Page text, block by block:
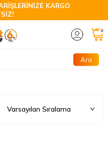
KARGO
Ara
0